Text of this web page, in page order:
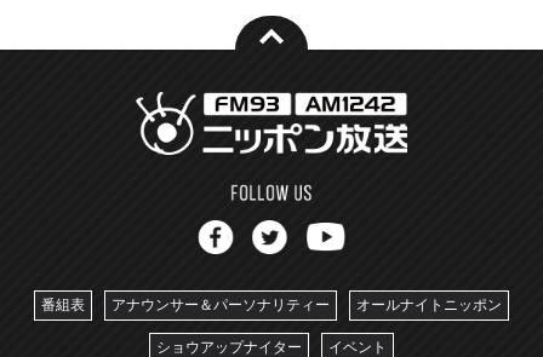
番組表 アナウンサー＆パーソナリティー オールナイトニッポン
ショウアップナイター イベント